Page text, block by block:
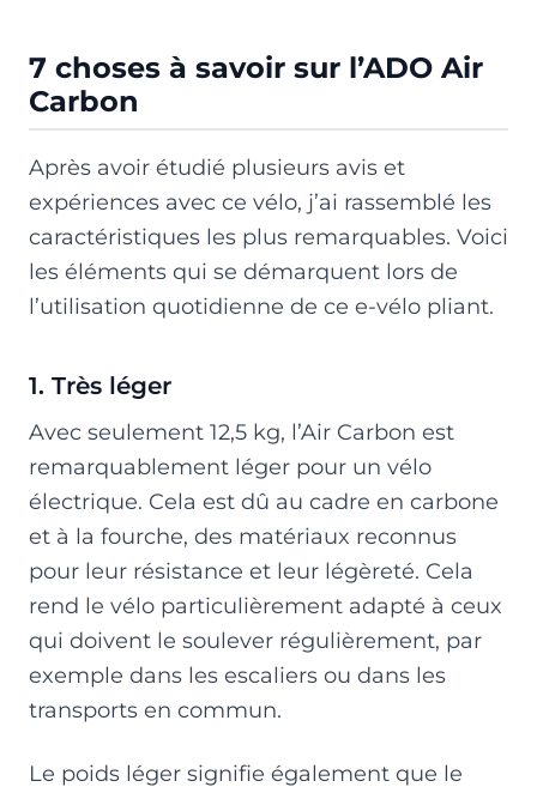
7 choses à savoir sur l’ADO Air
Carbon
Après avoir étudié plusieurs avis et
expériences avec ce vélo, j’ai rassemblé les
caractéristiques les plus remarquables. Voici
les éléments qui se démarquent lors de
l’utilisation quotidienne de ce e-vélo pliant.
1. Très léger
Avec seulement 12,5 kg, l’Air Carbon est
remarquablement léger pour un vélo
électrique. Cela est dû au cadre en carbone
et à la fourche, des matériaux reconnus
pour leur résistance et leur légèreté. Cela
rend le vélo particulièrement adapté à ceux
qui doivent le soulever régulièrement, par
exemple dans les escaliers ou dans les
transports en commun.
Le poids léger signifie également que le